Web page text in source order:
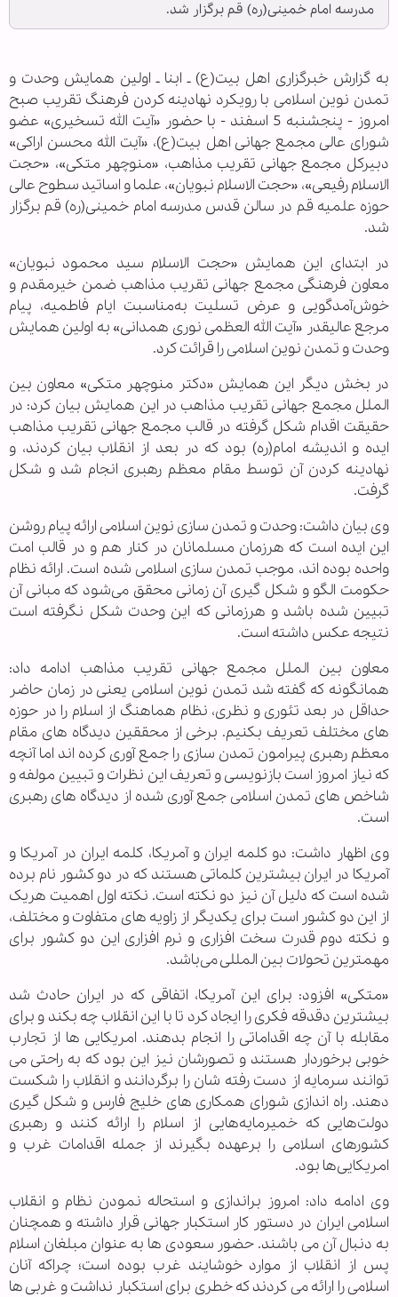
مدرسه امام خمینی(ره) قم برگزار شد.
به گزارش خبرگزاری اهل بیت(ع) ـ ابنا ـ اولین همایش وحدت و
تمدن نوین اسلامی با رویکرد نهادینه کردن فرهنگ تقریب صبح
امروز - پنجشنبه 5 اسفند - با حضور «آیت الله تسخیری» عضو
شورای عالی مجمع جهانی اهل بیت(ع)، «آیت الله محسن اراکی»
دبیرکل مجمع جهانی تقریب مذاهب، «منوچهر متکی»، «حجت
الاسلام رفیعی»، «حجت الاسلام نبویان»، علما و اساتید سطوح عالی
حوزه علمیه قم در سالن قدس مدرسه امام خمینی(ره) قم برگزار
شد.
در ابتدای این همایش «حجت الاسلام سید محمود نبویان»
معاون فرهنگی مجمع جهانی تقریب مذاهب ضمن خیرمقدم و
خوش‌آمدگویی و عرض تسلیت به‌مناسبت ایام فاطمیه، پیام
مرجع عالیقدر «آیت الله العظمی نوری همدانی» به اولین همایش
وحدت و تمدن نوین اسلامی را قرائت کرد.
در بخش دیگر این همایش «دکتر منوچهر متکی» معاون بین
الملل مجمع جهانی تقریب مذاهب در این همایش بیان کرد: در
حقیقت اقدام شکل گرفته در قالب مجمع جهانی تقریب مذاهب
ایده و اندیشه امام(ره) بود که در بعد از انقلاب بیان کردند، و
نهادینه کردن آن توسط مقام معظم رهبری انجام شد و شکل
گرفت.
وی بیان داشت: وحدت و تمدن سازی نوین اسلامی ارائه پیام روشن
این ایده است که هرزمان مسلمانان در کنار هم و در قالب امت
واحده بوده اند، موجب تمدن سازی اسلامی شده است. ارائه نظام
حکومت الگو و شکل گیری آن زمانی محقق می‌شود که مبانی آن
تبیین شده باشد و هرزمانی که این وحدت شکل نگرفته است
نتیجه عکس داشته است.
معاون بین الملل مجمع جهانی تقریب مذاهب ادامه داد:
همانگونه که گفته شد تمدن نوین اسلامی یعنی در زمان حاضر
حداقل در بعد تئوری و نظری، نظام هماهنگ از اسلام را در حوزه
های مختلف تعریف بکنیم. برخی از محققین دیدگاه های مقام
معظم رهبری پیرامون تمدن سازی را جمع آوری کرده اند اما آنچه
که نیاز امروز است بازنویسی و تعریف این نظرات و تبیین مولفه و
شاخص های تمدن اسلامی جمع آوری شده از دیدگاه های رهبری
است.
وی اظهار داشت: دو کلمه ایران و آمریکا، کلمه ایران در آمریکا و
آمریکا در ایران بیشترین کلماتی هستند که در دو کشور نام برده
شده است که دلیل آن نیز دو نکته است. نکته اول اهمیت هریک
از این دو کشور است برای یکدیگر از زاویه های متفاوت و مختلف،
و نکته دوم قدرت سخت افزاری و نرم افزاری این دو کشور برای
مهمترین تحولات بین المللی می‌باشد.
«متکی» افزود: برای این آمریکا، اتفاقی که در ایران حادث شد
بیشترین دقدقه فکری را ایجاد کرد تا با این انقلاب چه بکند و برای
مقابله با آن چه اقداماتی را انجام بدهند. امریکایی ها از تجارب
خوبی برخوردار هستند و تصورشان نیز این بود که به راحتی می
توانند سرمایه از دست رفته شان را برگردانند و انقلاب را شکست
دهند. راه اندازی شورای همکاری های خلیج فارس و شکل گیری
دولت‌هایی که خمیرمایه‌هایی از اسلام را ارائه کنند و رهبری
کشورهای اسلامی را برعهده بگیرند از جمله اقدامات غرب و
امریکایی‌ها بود.
وی ادامه داد: امروز براندازی و استحاله نمودن نظام و انقلاب
اسلامی ایران در دستور کار استکبار جهانی قرار داشته و همچنان
به دنبال آن می باشند. حضور سعودی ها به عنوان مبلغان اسلام
پس از انقلاب از موارد خوشایند غرب بوده است؛ چراکه آنان
اسلامی را ارائه می کردند که خطری برای استکبار نداشت و غربی ها